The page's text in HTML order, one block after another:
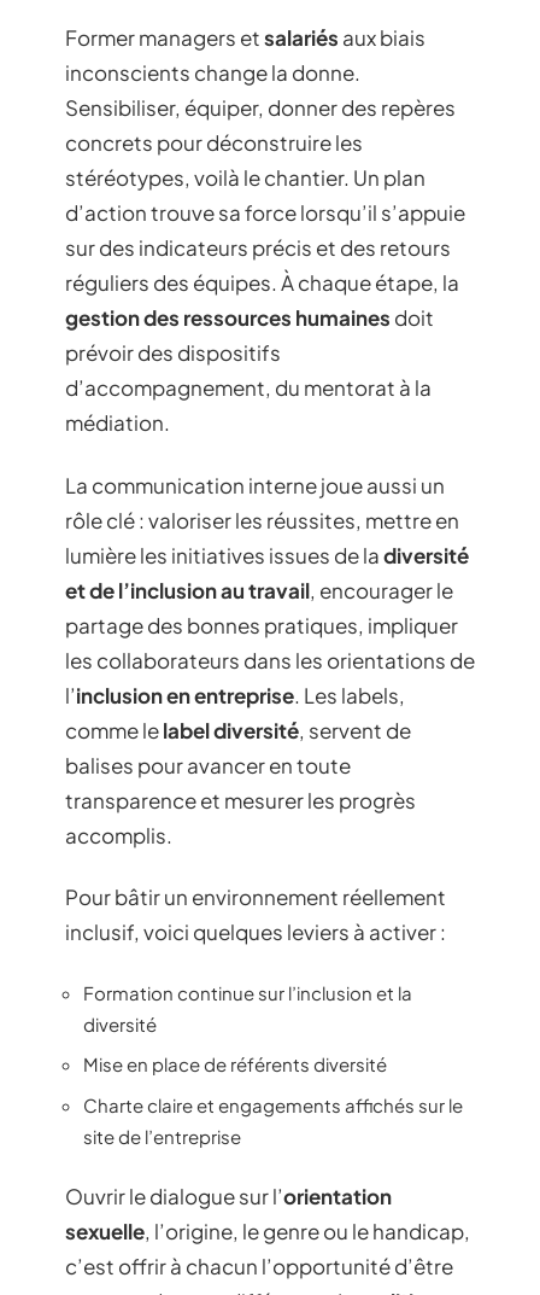
Former managers etsalariés aux biais
inconscients change la donne.
Sensibiliser, équiper, donner des repères
concrets pour déconstruire les
stéréotypes, voilà le chantier. Un plan
d’action trouve sa force lorsqu’il s’appuie
sur des indicateurs précis et des retours
réguliers des équipes. À chaque étape, la
gestion des ressources humaines doit
prévoir des dispositifs
d’accompagnement, du mentorat à la
médiation.
La communication interne joue aussi un
rôle clé : valoriser les réussites, mettre en
lumière les initiatives issues de ladiversité
et de l’inclusion au travail, encourager le
partage des bonnes pratiques, impliquer
les collaborateurs dans les orientations de
l’inclusion en entreprise. Les labels,
comme lelabel diversité, servent de
balises pour avancer en toute
transparence et mesurer les progrès
accomplis.
Pour bâtir un environnement réellement
inclusif, voici quelques leviers à activer :
Formation continue sur l’inclusion et la
diversité
Mise en place de référents diversité
Charte claire et engagements affichés sur le
site de l’entreprise
Ouvrir le dialogue sur l’orientation
sexuelle, l’origine, le genre ou le handicap,
c’est offrir à chacun l’opportunité d’être